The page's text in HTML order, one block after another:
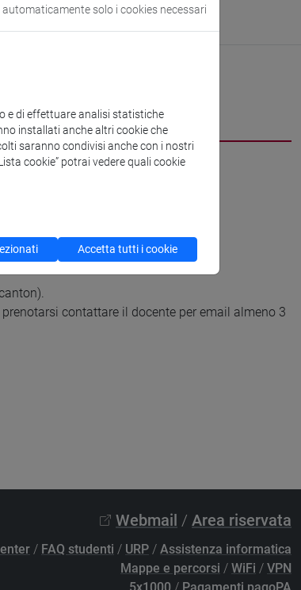
www.unive.it/dsu
contattare il docente per email almeno 3
Webmail / Area riservata
/ FAQ studenti / URP / Assistenza informatica
Mappe e percorsi / WiFi / VPN
5x1000 / Pagamenti pagoPA
solo i cookies necessari
e di effettuare analisi statistiche
installati anche altri cookie che
saranno condivisi anche con i nostri
cookie” potrai vedere quali cookie
Accetta tutti i cookie